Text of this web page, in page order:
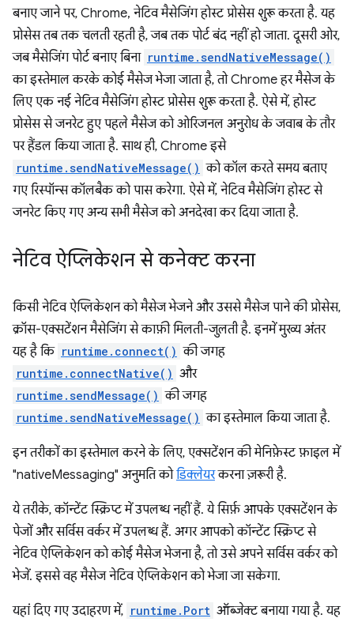
बनाए जाने पर, Chrome, नेटिव मैसेजिंग होस्ट प्रोसेस शुरू करता है. यह
प्रोसेस तब तक चलती रहती है, जब तक पोर्ट बंद नहीं हो जाता. दूसरी ओर,
जब मैसेजिंग पोर्ट बनाए बिना runtime.sendNativeMessage()
का इस्तेमाल करके कोई मैसेज भेजा जाता है, तो Chrome हर मैसेज के
लिए एक नई नेटिव मैसेजिंग होस्ट प्रोसेस शुरू करता है. ऐसे में, होस्ट
प्रोसेस से जनरेट हुए पहले मैसेज को ओरिजनल अनुरोध के जवाब के तौर
पर हैंडल किया जाता है. साथ ही, Chrome इसे
runtime.sendNativeMessage() को कॉल करते समय बताए
गए रिस्पॉन्स कॉलबैक को पास करेगा. ऐसे में, नेटिव मैसेजिंग होस्ट से
जनरेट किए गए अन्य सभी मैसेज को अनदेखा कर दिया जाता है.
नेटिव ऐप्लिकेशन से कनेक्ट करना
किसी नेटिव ऐप्लिकेशन को मैसेज भेजने और उससे मैसेज पाने की प्रोसेस,
क्रॉस-एक्सटेंशन मैसेजिंग से काफ़ी मिलती-जुलती है. इनमें मुख्य अंतर
यह है कि runtime.connect() की जगह
runtime.connectNative() और
runtime.sendMessage() की जगह
runtime.sendNativeMessage() का इस्तेमाल किया जाता है.
इन तरीकों का इस्तेमाल करने के लिए, एक्सटेंशन की मेनिफ़ेस्ट फ़ाइल में
"nativeMessaging" अनुमति कोडिक्लेयरकरना ज़रूरी है.
ये तरीके, कॉन्टेंट स्क्रिप्ट में उपलब्ध नहीं हैं. ये सिर्फ़ आपके एक्सटेंशन के
पेजों और सर्विस वर्कर में उपलब्ध हैं. अगर आपको कॉन्टेंट स्क्रिप्ट से
नेटिव ऐप्लिकेशन को कोई मैसेज भेजना है, तो उसे अपने सर्विस वर्कर को
भेजें. इससे वह मैसेज नेटिव ऐप्लिकेशन को भेजा जा सकेगा.
यहां दिए गए उदाहरण में, runtime.Port ऑब्जेक्ट बनाया गया है. यह